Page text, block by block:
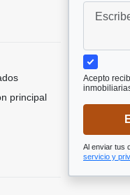
principal
Acepto
Al enviar tus
servicio y